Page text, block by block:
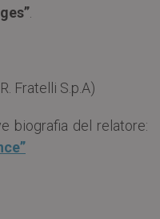
Fratelli S.p.A)
biografia del relatore: